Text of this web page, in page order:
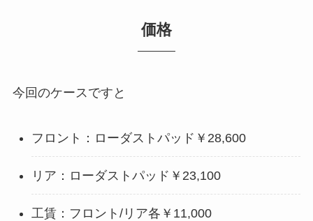
価格
今回のケースですと
フロント：ローダストパッド￥28,600
リア：ローダストパッド￥23,100
工賃：フロント/リア各￥11,000